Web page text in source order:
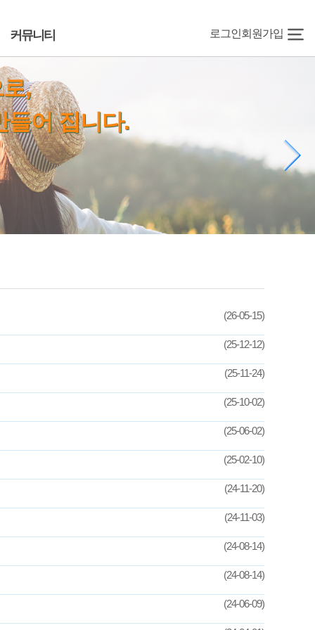
커뮤니티 로그인회원가입
,
들어 집니다.
(26-05-15)
(25-12-12)
(25-11-24)
(25-10-02)
(25-06-02)
(25-02-10)
(24-11-20)
(24-11-03)
(24-08-14)
(24-08-14)
(24-06-09)